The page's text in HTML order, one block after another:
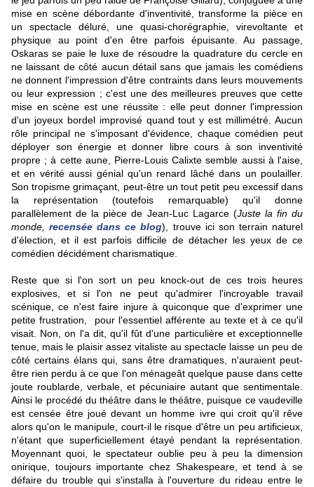
mise en scène débordante d'inventivité, transforme la pièce en
un spectacle déluré, une quasi-chorégraphie, virevoltante et
physique au point d'en être parfois épuisante. Au passage,
Oskaras se paie le luxe de résoudre la quadrature du cercle en
ne laissant de côté aucun détail sans que jamais les comédiens
ne donnent l'impression d'être contraints dans leurs mouvements
ou leur expression ; c'est une des meilleures preuves que cette
mise en scène est une réussite : elle peut donner l'impression
d'un joyeux bordel improvisé quand tout y est millimétré. Aucun
rôle principal ne s'imposant d'évidence, chaque comédien peut
déployer son énergie et donner libre cours à son inventivité
propre ; à cette aune, Pierre-Louis Calixte semble aussi à l'aise,
et en vérité aussi génial qu'un renard lâché dans un poulailler.
Son tropisme grimaçant, peut-être un tout petit peu excessif dans
la représentation (toutefois remarquable) qu'il donne
parallèlement de la pièce de Jean-Luc Lagarce (Juste la fin du
monde,recensée dans ce blog), trouve ici son terrain naturel
d'élection, et il est parfois difficile de détacher les yeux de ce
comédien décidément charismatique.
Reste que si l'on sort un peu knock-out de ces trois heures
explosives, et si l'on ne peut qu'admirer l'incroyable travail
scénique, ce n'est faire injure à quiconque que d'exprimer une
petite frustration, pour l'essentiel afférente au texte et à ce qu'il
visait. Non, on l'a dit, qu'il fût d'une particulière et exceptionnelle
tenue, mais le plaisir assez vitaliste au spectacle laisse un peu de
côté certains élans qui, sans être dramatiques, n'auraient peut-
être rien perdu à ce que l'on ménageât quelque pause dans cette
joute roublarde, verbale, et pécuniaire autant que sentimentale.
Ainsi le procédé du théâtre dans le théâtre, puisque ce vaudeville
est censée être joué devant un homme ivre qui croit qu'il rêve
alors qu'on le manipule, court-il le risque d'être un peu artificieux,
n'étant que superficiellement étayé pendant la représentation.
Moyennant quoi, le spectateur oublie peu à peu la dimension
onirique, toujours importante chez Shakespeare, et tend à se
défaire du trouble qui s'installa à l'ouverture du rideau entre le